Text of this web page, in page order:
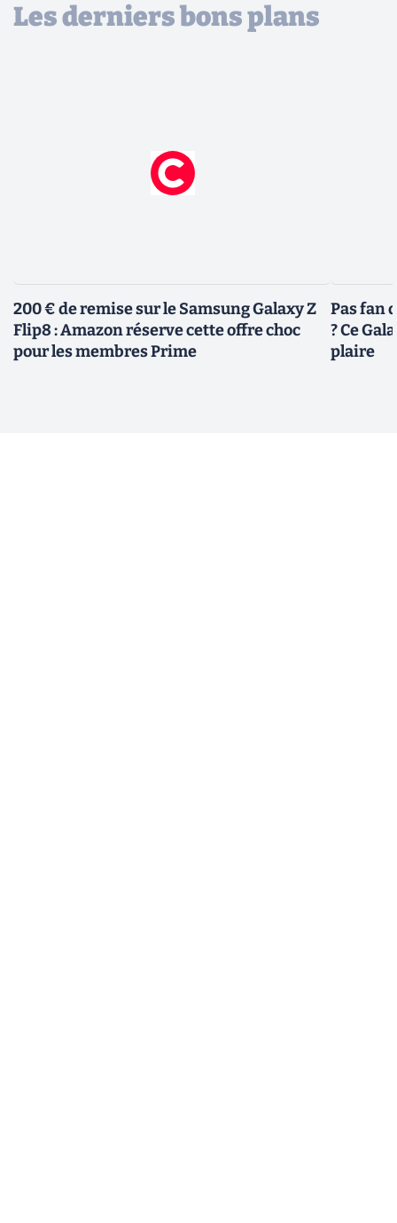
Les derniers bons plans
200 € de remise sur le Samsung Galaxy Z
Flip8 : Amazon réserve cette offre choc
pour les membres Prime
Pas fan
? Ce
plaire